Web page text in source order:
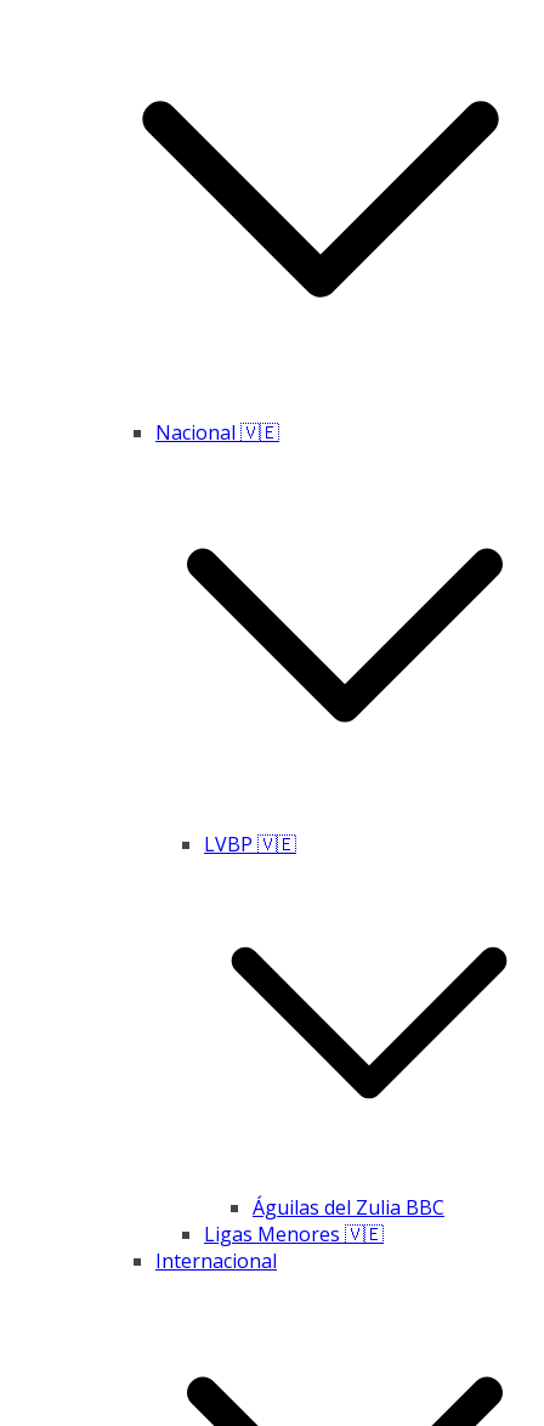
Nacional 🇻🇪
LVBP 🇻🇪
Águilas del Zulia BBC
Ligas Menores 🇻🇪
Internacional